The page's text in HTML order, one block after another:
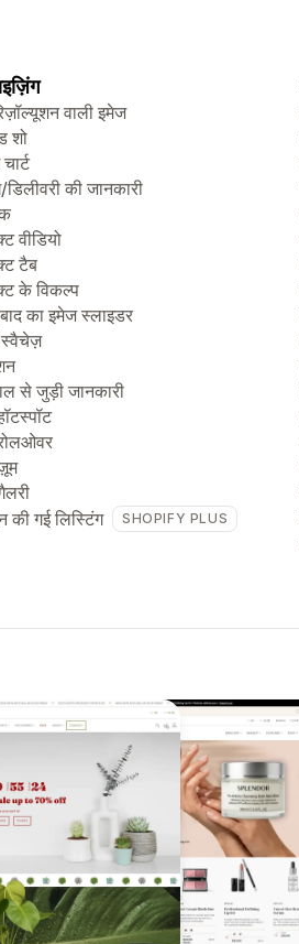
वाली इमेज
शो
डिलीवरी की जानकारी
वीडियो
टैब
के विकल्प
का इमेज स्लाइडर
से जुड़ी जानकारी
की गई लिस्टिंग
SHOPIFY PLUS